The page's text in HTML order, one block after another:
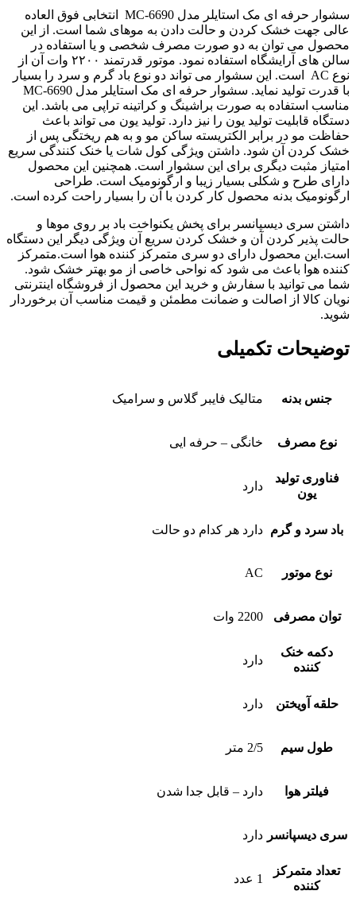
سشوار حرفه ای مک استایلر مدل MC-6690 انتخابی فوق العاده
عالی جهت خشک کردن و حالت دادن به موهای شما است. از این
محصول می توان به دو صورت مصرف شخصی و یا استفاده در
سالن های آرایشگاه استفاده نمود. موتور قدرتمند ۲۲۰۰ وات آن از
نوع AC است. این سشوار می تواند دو نوع باد گرم و سرد را بسیار
با قدرت تولید نماید. سشوار حرفه ای مک استایلر مدل MC-6690
مناسب استفاده به صورت براشینگ و کراتینه تراپی می باشد. این
دستگاه قابلیت تولید یون را نیز دارد. تولید یون می تواند باعث
حفاظت مو در برابر الکتریسته ساکن مو و به هم ریختگی پس از
خشک کردن آن شود. داشتن ویژگی کول شات یا خنک کنندگی سریع
امتیاز مثبت دیگری برای این سشوار است. همچنین این محصول
دارای طرح و شکلی بسیار زیبا و ارگونومیک است. طراحی
ارگونومیک بدنه محصول کار کردن با آن را بسیار راحت کرده است.
داشتن سری دیسپانسر برای پخش یکنواخت باد بر روی موها و
حالت پذیر کردن آن و خشک کردن سریع آن ویژگی دیگر این دستگاه
است.این محصول دارای دو سری متمرکز کننده هوا است.متمرکز
کننده هوا باعث می شود که نواحی خاصی از مو بهتر خشک شود.
شما می توانید با سفارش و خرید این محصول از فروشگاه اینترنتی
نویان کالا از اصالت و ضمانت مطمئن و قیمت مناسب آن برخوردار
شوید.
توضیحات تکمیلی
جنس بدنه متالیک فایبر گلاس و سرامیک
نوع مصرف خانگی – حرفه ایی
فناوری تولید
یون
دارد
باد سرد و گرم دارد هر کدام دو حالت
نوع موتور AC
توان مصرفی 2200 وات
دکمه خنک
کننده
دارد
حلقه آویختن دارد
طول سیم 2/5 متر
فیلتر هوا دارد – قابل جدا شدن
سری دیسپانسر دارد
تعداد متمرکز
کننده
1 عدد